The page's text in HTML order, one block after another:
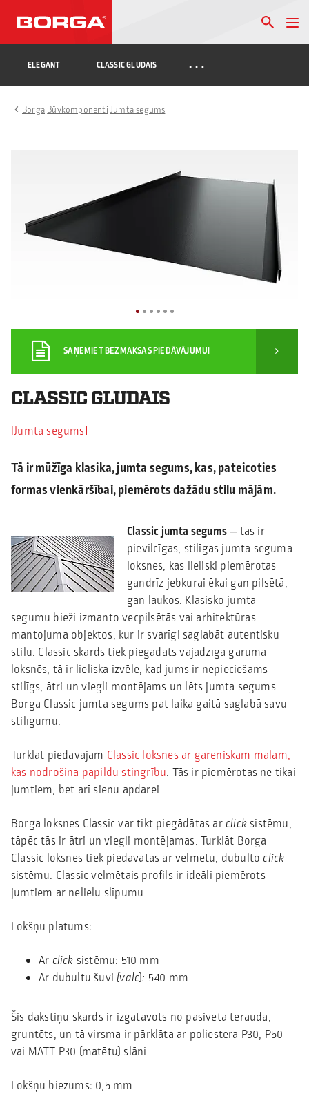
ELEGANT CLASSIC GLUDAIS …
Borga Būvkomponenti Jumta segums
SAŅEMIET BEZMAKSAS PIEDĀVĀJUMU!
CLASSIC GLUDAIS
Jumta segums
Tā ir mūžīga klasika, jumta segums, kas, pateicoties
formas vienkāršībai, piemērots dažādu stilu mājām.
Classic jumta segums‒ tās ir
pievilcīgas, stilīgas jumta seguma
loksnes, kas lieliski piemērotas
gandrīz jebkurai ēkai gan pilsētā,
gan laukos. Klasisko jumta
segumu bieži izmanto vecpilsētās vai arhitektūras
mantojuma objektos, kur ir svarīgi saglabāt autentisku
stilu. Classic skārds tiek piegādāts vajadzīgā garuma
loksnēs, tā ir lieliska izvēle, kad jums ir nepieciešams
stilīgs, ātri un viegli montējams un lēts jumta segums.
Borga Classic jumta segums pat laika gaitā saglabā savu
stilīgumu.
Turklāt piedāvājam Classic loksnes ar gareniskām malām,
kas nodrošina papildu stingrību. Tās ir piemērotas ne tikai
jumtiem, bet arī sienu apdarei.
Borga loksnes Classic var tikt piegādātas ar clicksistēmu,
tāpēc tās ir ātri un viegli montējamas. Turklāt Borga
Classic loksnes tiek piedāvātas ar velmētu, dubulto click
sistēmu. Classic velmētais profils ir ideāli piemērots
jumtiem ar nelielu slīpumu.
Lokšņu platums:
Ar click sistēmu: 510 mm
Ar dubultu šuvi(valc): 540 mm
Šis dakstiņu skārds ir izgatavots no pasivēta tērauda, ​​
gruntēts, un tā virsma ir pārklāta ar poliestera P30, P50
vai MATT P30 (matētu) slāni.
Lokšņu biezums: 0,5 mm.